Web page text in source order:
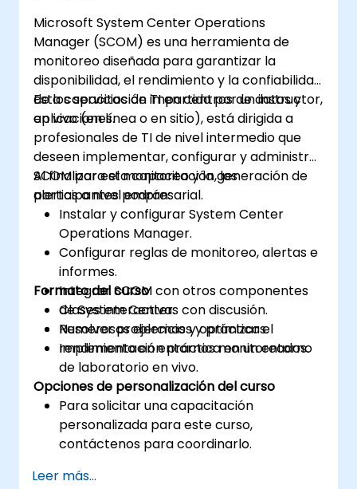
Microsoft System Center Operations
Manager (SCOM) es una herramienta de
monitoreo diseñada para garantizar la
disponibilidad, el rendimiento y la confiabilidad
de los servicios de TI en centros de datos y
aplicaciones.
Esta capacitación impartida por un instructor,
en vivo (en línea o en sitio), está dirigida a
profesionales de TI de nivel intermedio que
deseen implementar, configurar y administrar
SCOM para el monitoreo y la generación de
alertas a nivel empresarial.
Al finalizar esta capacitación, los
participantes podrán:
Instalar y configurar System Center
Operations Manager.
Configurar reglas de monitoreo, alertas e
informes.
Integrar SCOM con otros componentes
de System Center.
Resolver problemas y optimizar el
rendimiento en entornos monitoreados.
Formato del curso
Clases interactivas con discusión.
Numerosos ejercicios y prácticas.
Implementación práctica en un entorno
de laboratorio en vivo.
Opciones de personalización del curso
Para solicitar una capacitación
personalizada para este curso,
contáctenos para coordinarlo.
Leer más...